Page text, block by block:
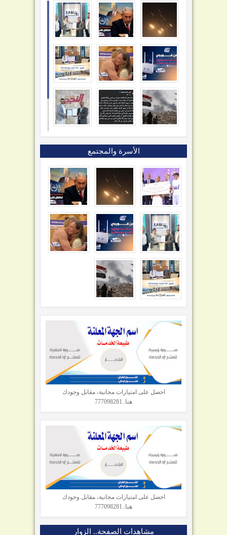
الأسرة والمجتمع
احصل على امتيازات مجانية، مقابل وجودك
هنا..777098281
احصل على امتيازات مجانية، مقابل وجودك
هنا..777098281
مشاهدات الصفحة.. الزوار